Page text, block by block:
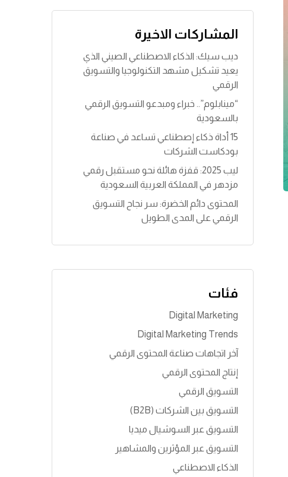
e
b
o
o
k
e
dI
n
المشاركات الاخيرة
ديب سيك: الذكاء الاصطناعي الصيني الذي
يعيد تشكيل مشهد التكنولوجيا والتسويق
الرقمي
“مينابلوم”.. خبراء ومبدعو التسويق الرقمي
بالسعودية
15 أداة ذكاء إصطناعي تساعد في صناعة
بودكاست الشركات
ليب 2025: قفزة هائلة نحو مستقبل رقمي
مزدهر في المملكة العربية السعودية
المحتوى دائم الخضرة: سر نجاح التسويق
الرقمي على المدى الطويل
فئات
Digital Marketing
Digital Marketing Trends
آخر اتجاهات صناعة المحتوى الرقمي
إنتاج المحتوى الرقمي
التسويق الرقمي
التسويق بين الشركات (B2B)
التسويق عبر السوشيال ميديا
التسويق عبر المؤثرين والمشاهير
الذكاء الاصطناعي